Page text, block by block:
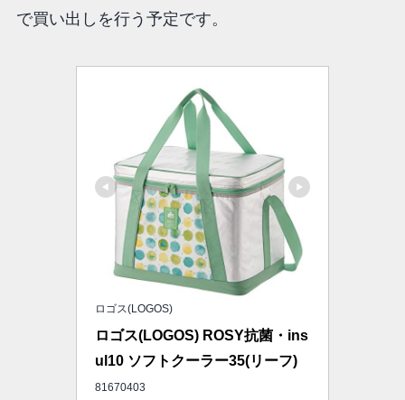
で買い出しを行う予定です。
ロゴス(LOGOS)
ロゴス(LOGOS) ROSY抗菌・ins
ul10 ソフトクーラー35(リーフ)
81670403